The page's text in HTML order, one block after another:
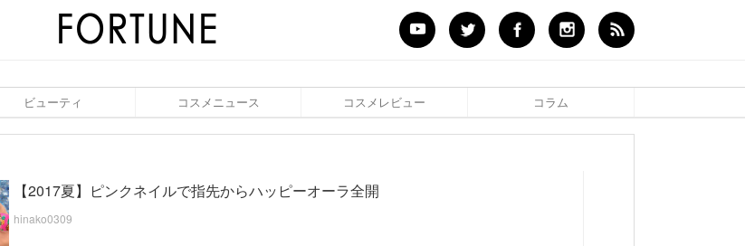
ビューティ コスメニュース コスメレビュー コラム
【2017夏】ピンクネイルで指先からハッピーオーラ全開
hinako0309